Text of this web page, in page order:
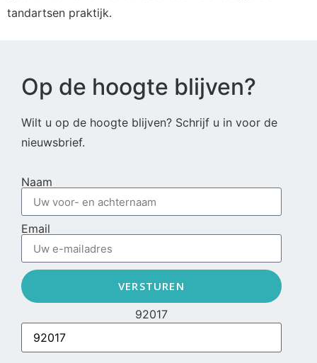
tandartsen praktijk.
Op de hoogte blijven?
Wilt u op de hoogte blijven? Schrijf u in voor de
nieuwsbrief.
Naam
Email
VERSTUREN
92017